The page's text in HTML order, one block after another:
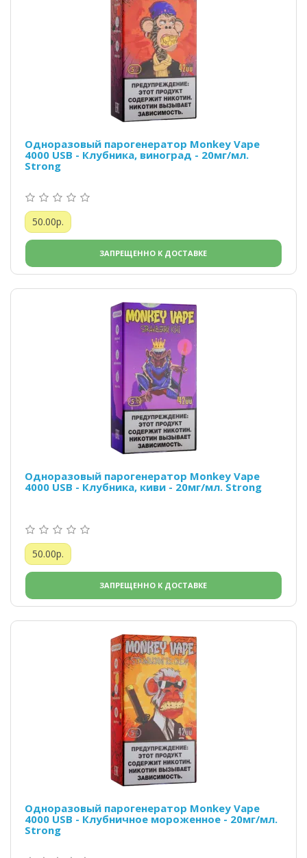
Одноразовый парогенератор Monkey Vape
4000 USB - Клубника, виноград - 20мг/мл.
Strong
50.00р.
ЗАПРЕЩЕННО К ДОСТАВКЕ
Одноразовый парогенератор Monkey Vape
4000 USB - Клубника, киви - 20мг/мл. Strong
50.00р.
ЗАПРЕЩЕННО К ДОСТАВКЕ
Одноразовый парогенератор Monkey Vape
4000 USB - Клубничное мороженное - 20мг/мл.
Strong